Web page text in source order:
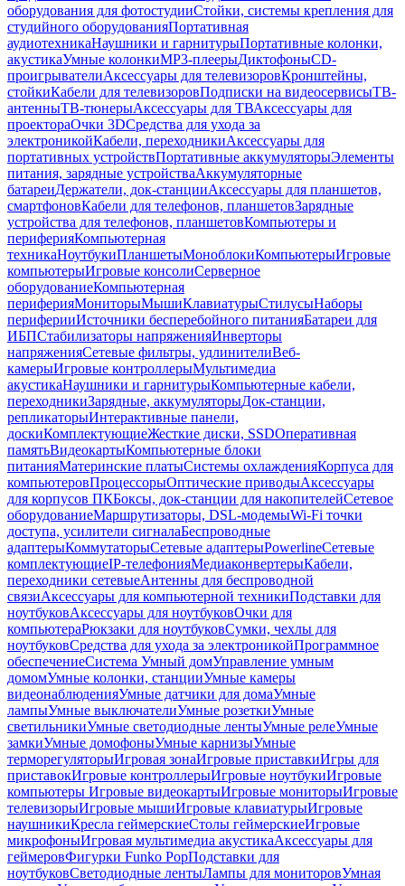
оборудования для фотостудииСтойки, системы крепления для
студийного оборудованияПортативная
аудиотехникаНаушники и гарнитурыПортативные колонки,
акустикаУмные колонкиMP3-плеерыДиктофоныCD-
проигрывателиАксессуары для телевизоровКронштейны,
стойкиКабели для телевизоровПодписки на видеосервисыТВ-
антенныТВ-тюнерыАксессуары для ТВАксессуары для
проектораОчки 3DСредства для ухода за
электроникойКабели, переходникиАксессуары для
портативных устройствПортативные аккумуляторыЭлементы
питания, зарядные устройстваАккумуляторные
батареиДержатели, док-станцииАксессуары для планшетов,
смартфоновКабели для телефонов, планшетовЗарядные
устройства для телефонов, планшетовКомпьютеры и
периферияКомпьютерная
техникаНоутбукиПланшетыМоноблокиКомпьютерыИгровые
компьютерыИгровые консолиСерверное
оборудованиеКомпьютерная
периферияМониторыМышиКлавиатурыСтилусыНаборы
периферииИсточники бесперебойного питанияБатареи для
ИБПСтабилизаторы напряженияИнверторы
напряженияСетевые фильтры, удлинителиВеб-
камерыИгровые контроллерыМультимедиа
акустикаНаушники и гарнитурыКомпьютерные кабели,
переходникиЗарядные, аккумуляторыДок-станции,
репликаторыИнтерактивные панели,
доскиКомплектующиеЖесткие диски, SSDОперативная
памятьВидеокартыКомпьютерные блоки
питанияМатеринские платыСистемы охлажденияКорпуса для
компьютеровПроцессорыОптические приводыАксессуары
для корпусов ПКБоксы, док-станции для накопителейСетевое
оборудованиеМаршрутизаторы, DSL-модемыWi-Fi точки
доступа, усилители сигналаБеспроводные
адаптерыКоммутаторыСетевые адаптерыPowerlineСетевые
комплектующиеIP-телефонияМедиаконвертерыКабели,
переходники сетевыеАнтенны для беспроводной
связиАксессуары для компьютерной техникиПодставки для
ноутбуковАксессуары для ноутбуковОчки для
компьютераРюкзаки для ноутбуковСумки, чехлы для
ноутбуковСредства для ухода за электроникойПрограммное
обеспечениеСистема Умный домУправление умным
домомУмные колонки, станцииУмные камеры
видеонаблюденияУмные датчики для домаУмные
лампыУмные выключателиУмные розеткиУмные
светильникиУмные светодиодные лентыУмные релеУмные
замкиУмные домофоныУмные карнизыУмные
терморегуляторыИгровая зонаИгровые приставкиИгры для
приставокИгровые контроллерыИгровые ноутбукиИгровые
компьютеры Игровые видеокартыИгровые мониторыИгровые
телевизорыИгровые мышиИгровые клавиатурыИгровые
наушникиКресла геймерскиеСтолы геймерскиеИгровые
микрофоныИгровая мультимедиа акустикаАксессуары для
геймеровФигурки Funko PopПодставки для
ноутбуковСветодиодные лентыЛампы для мониторовУмная